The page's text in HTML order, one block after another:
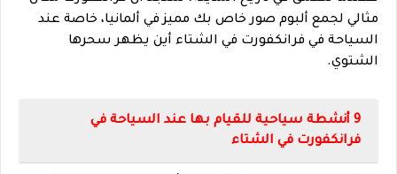
مثالي لجمع ألبوم صور خاص بك مميز في ألمانيا، خاصة عند
السياحة في فرانكفورت في الشتاء أين يظهر سحرها
الشتوي.
9 أنشطة سياحية للقيام بها عند السياحة في
فرانكفورت في الشتاء